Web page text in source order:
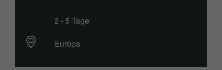
2 - 5 Tage
Europa